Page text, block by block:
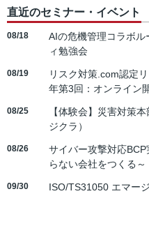
直近のセミナー・イベント
08/18
AIの危機管理コラボ
ィ勉強会
08/19
リスク対策.com認定
年第3回：オンライン
08/25
【体験会】災害対策
ジクラ）
08/26
サイバー攻撃対応
らない会社をつくる～
09/30 ISO/TS31050 エマー